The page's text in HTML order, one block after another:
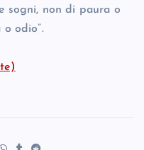
sogni, non di paura o
odio”.